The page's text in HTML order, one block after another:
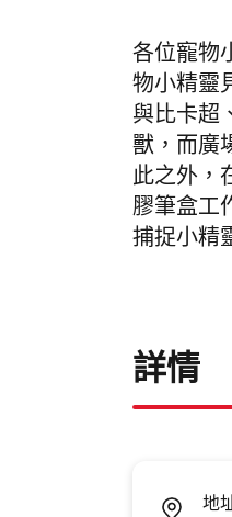
各位寵物
物小精靈
與比卡超
獸，而廣
此之外，
膠筆盒工
捕捉小精
詳情
地